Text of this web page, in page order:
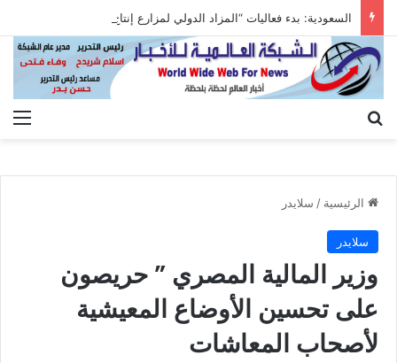
السعودية: بدء فعاليات “المزاد الدولي لمزارع إنتاج الصقور 2026”
الرئيسية / سلايدر
سلايدر
وزير المالية المصري ” حريصون
على تحسين الأوضاع المعيشية
لأصحاب المعاشات